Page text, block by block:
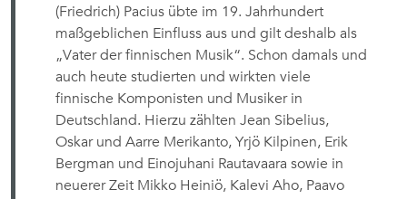
(Friedrich) Pacius übte im 19. Jahrhundert
maßgeblichen Einfluss aus und gilt deshalb als
„Vater der finnischen Musik“. Schon damals und
auch heute studierten und wirkten viele
finnische Komponisten und Musiker in
Deutschland. Hierzu zählten Jean Sibelius,
Oskar und Aarre Merikanto, Yrjö Kilpinen, Erik
Bergman und Einojuhani Rautavaara sowie in
neuerer Zeit Mikko Heiniö, Kalevi Aho, Paavo